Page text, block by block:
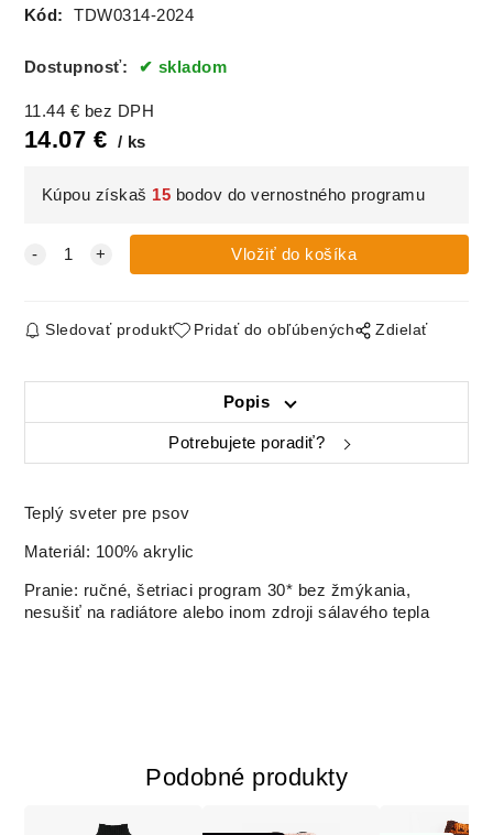
Kód: TDW0314-2024
Dostupnosť: skladom
11.44 € bez DPH
14.07 € ks
Kúpou získaš 15 bodov do vernostného programu
Sledovať produkt Pridať do obľúbených Zdielať
Popis
Potrebujete poradiť?
Teplý sveter pre psov
Materiál: 100% akrylic
Pranie: ručné, šetriaci program 30* bez žmýkania,
nesušiť na radiátore alebo inom zdroji sálavého tepla
Podobné produkty